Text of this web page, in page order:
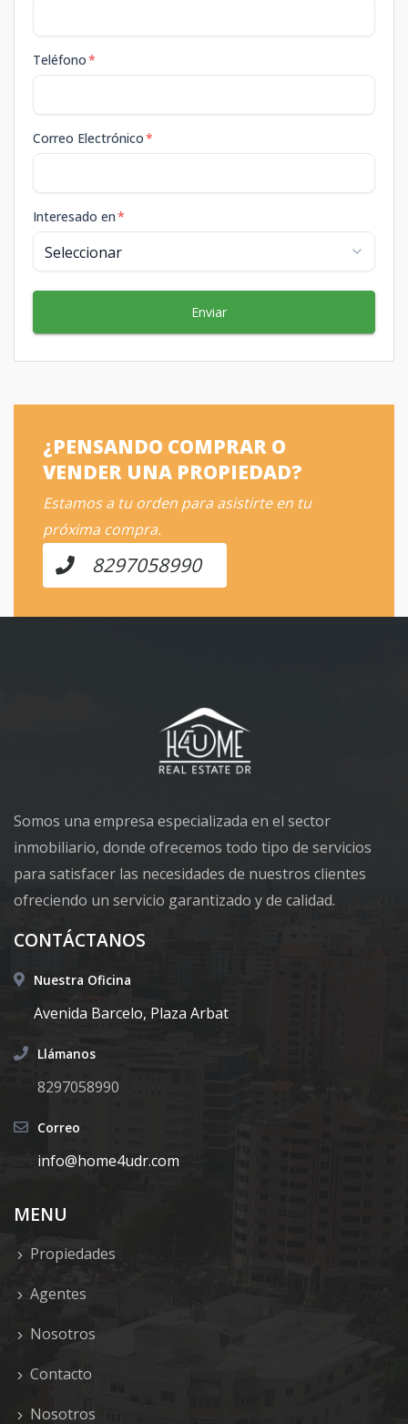
Teléfono*
Correo Electrónico*
Interesado en*
Enviar
¿PENSANDO COMPRAR O
VENDER UNA PROPIEDAD?
Estamos a tu orden para asistirte en tu
próxima compra.
8297058990
Somos una empresa especializada en el sector
inmobiliario, donde ofrecemos todo tipo de servicios
para satisfacer las necesidades de nuestros clientes
ofreciendo un servicio garantizado y de calidad.
CONTÁCTANOS
Nuestra Oficina
Avenida Barcelo, Plaza Arbat
Llámanos
8297058990
Correo
info@home4udr.com
MENU
Propiedades
Agentes
Nosotros
Contacto
Nosotros